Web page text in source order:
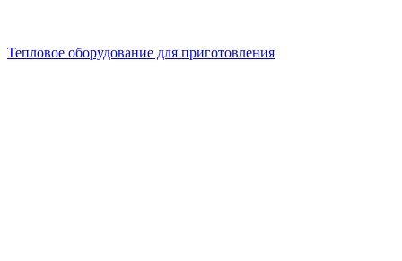
Тепловое оборудование для приготовления